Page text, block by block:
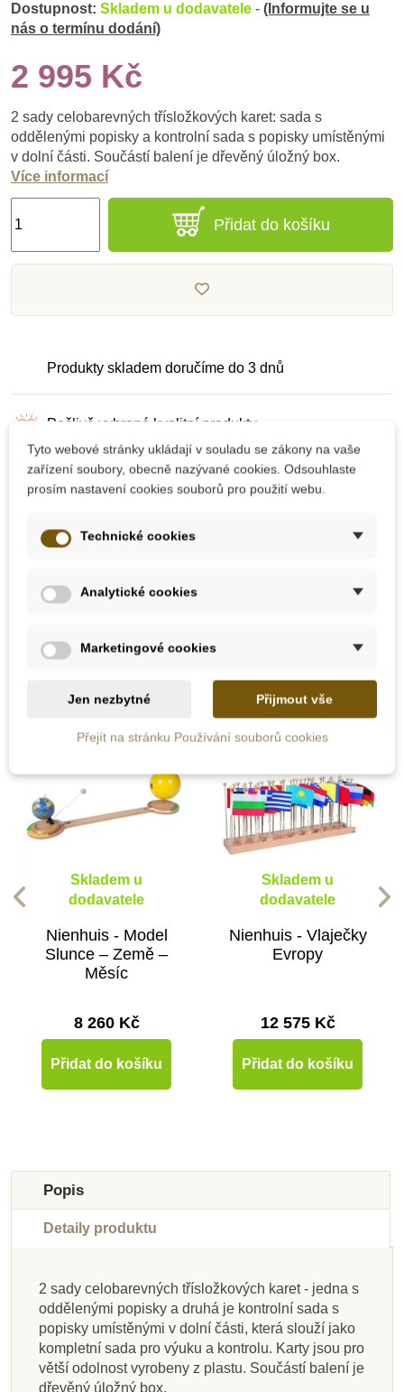
Dostupnost: Skladem u dodavatele - (Informujte se u
nás o termínu dodání)
2 995 Kč
2 sady celobarevných třísložkových karet: sada s
oddělenými popisky a kontrolní sada s popisky umístěnými
v dolní části. Součástí balení je dřevěný úložný box.
Více informací
Přidat do košíku
Produkty skladem doručíme do 3 dnů
Pečlivě vybrané kvalitní produkty
Dárek k nákupu nad 2000 Kč
kategorii:
Skladem u
dodavatele
Nienhuis - Model
Slunce – Země –
Měsíc
8 260 Kč
Přidat do košíku
Skladem u
dodavatele
Nienhuis - Vlaječky
Evropy
12 575 Kč
Přidat do košíku
Skladem u
dodavatele
Nienhuis - Kontrolní
mapa - Evropa - bez
Skladem u
dodavatele
Nienhuis - Kontrolní
mapa - Severní
Na dotaz
Moyo Montessori
Puzzle - mapa
Skladem u
dodavatele
Nienhuis - Zlaté
vlaječky pro
Skladem u
dodavatele
Nienhuis - Modré
vlaječky pro
Skladem u
dodavatele
Nienhuis - Popisky k
tvarům pevniny a
Nedostupné
Nienhuis - Kontrolní
mapa - Austrálie - s
Skladem
Moyo Montessori
Puzzle - mapa Jižní
Popis
Detaily produktu
2 sady celobarevných třísložkových karet - jedna s
oddělenými popisky a druhá je kontrolní sada s
popisky umístěnými v dolní části, která slouží jako
kompletní sada pro výuku a kontrolu. Karty jsou pro
větší odolnost vyrobeny z plastu. Součástí balení je
dřevěný úložný box.
Tyto webové stránky ukládají v souladu se zákony na vaše
zařízení soubory, obecně nazývané cookies. Odsouhlaste
prosím nastavení cookies souborů pro použití webu.
Technické cookies
Analytické cookies
Marketingové cookies
Jen nezbytné Přijmout vše
Přejít na stránku Používání souborů cookies